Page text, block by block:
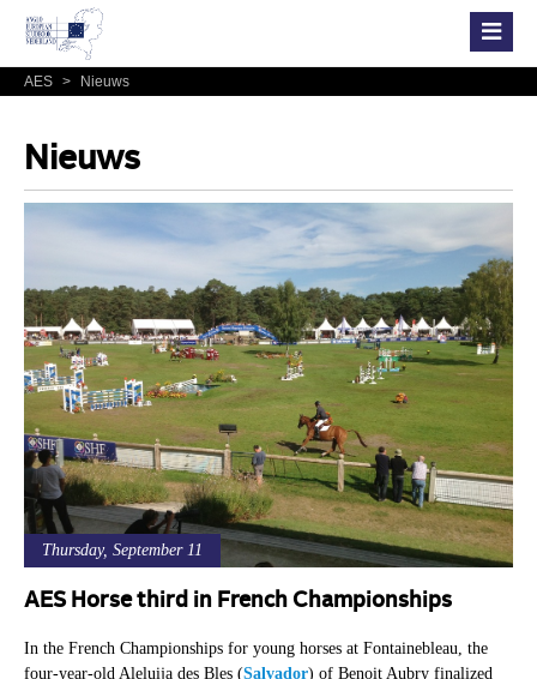
AES > Nieuws
Nieuws
Thursday, September 11
AES Horse third in French Championships
In the French Championships for young horses at Fontainebleau, the
four-year-old Aleluija des Bles (Salvador) of Benoit Aubry finalized